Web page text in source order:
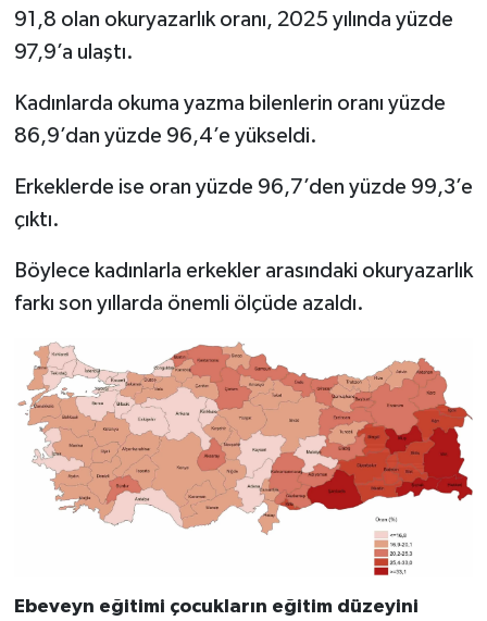
91,8 olan okuryazarlık oranı, 2025 yılında yüzde
97,9’a ulaştı.
Kadınlarda okuma yazma bilenlerin oranı yüzde
86,9’dan yüzde 96,4’e yükseldi.
Erkeklerde ise oran yüzde 96,7’den yüzde 99,3’e
çıktı.
Böylece kadınlarla erkekler arasındaki okuryazarlık
farkı son yıllarda önemli ölçüde azaldı.
Ebeveyn eğitimi çocukların eğitim düzeyini